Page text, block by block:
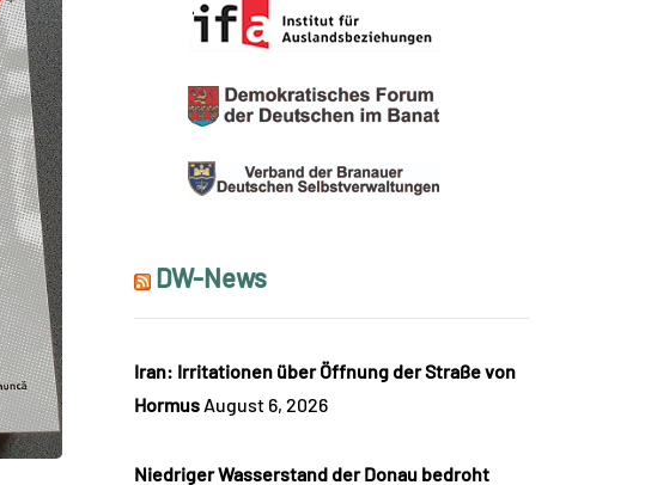
DW-News
Iran: Irritationen über Öffnung der Straße von
Hormus August 6, 2026
Niedriger Wasserstand der Donau bedroht